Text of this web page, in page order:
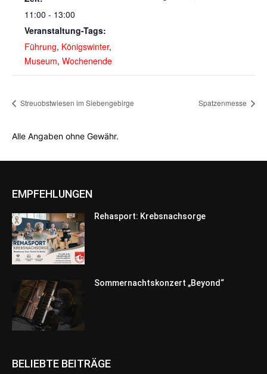
11:00 - 13:00
Veranstaltung-Tags:
Führung, Königswinter,
Museum, Wochenende
Streuobstwiesen im Siebengebirge Spatzenmesse
Alle Angaben ohne Gewähr.
EMPFEHLUNGEN
Rehasport: Krebsnachsorge
Sommernachtskonzert „Beyond“
BELIEBTE BEITRÄGE